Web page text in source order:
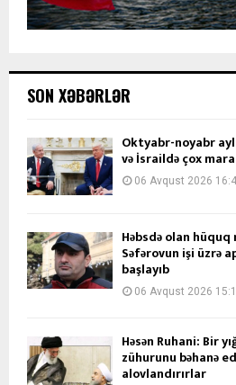
SON XƏBƏRLƏR
Oktyabr-noyabr
və İsraildə çox
06 Avqust 2026
Həbsdə olan
Səfərovun işi üzrə
başlayıb
06 Avqust 2026
Həsən Ruhani: Bir
zühurunu bəhanə
alovlandırırlar